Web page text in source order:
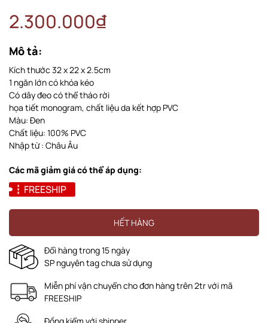
2.300.000₫
Mô tả:
Kích thước 32 x 22 x 2.5cm
1 ngăn lớn có khóa kéo
Có dây đeo có thể tháo rời
họa tiết monogram, chất liệu da kết hợp PVC
Màu: Đen
Chất liệu: 100% PVC
Nhập từ : Châu Âu
Các mã giảm giá có thể áp dụng:
FREESHIP
HẾT HÀNG
Đổi hàng trong 15 ngày
SP nguyên tag chưa sử dụng
Miễn phí vận chuyển cho đơn hàng trên 2tr với mã
FREESHIP